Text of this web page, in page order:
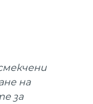
на
за